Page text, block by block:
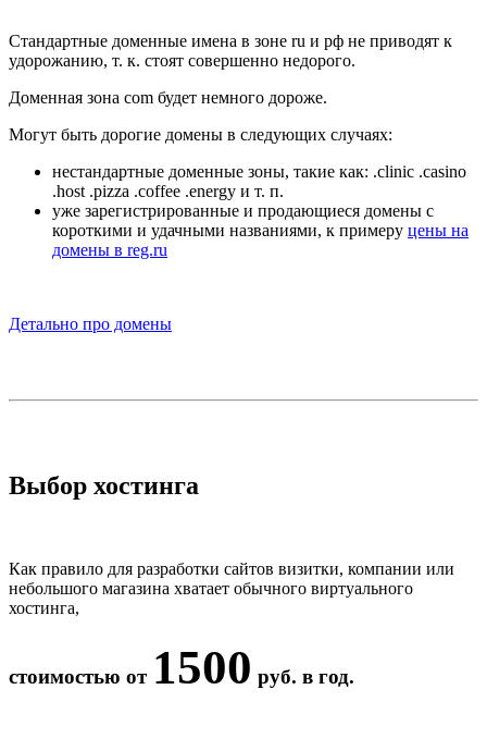
Стандартные доменные имена в зоне ru и рф не приводят к
удорожанию, т. к. стоят совершенно недорого.
Доменная зона com будет немного дороже.
Могут быть дорогие домены в следующих случаях:
нестандартные доменные зоны, такие как: .clinic .casino
.host .pizza .coffee .energy и т. п.
уже зарегистрированные и продающиеся домены с
короткими и удачными названиями, к примеру цены на
домены в reg.ru
Детально про домены
Выбор хостинга
Как правило для разработки сайтов визитки, компании или
небольшого магазина хватает обычного виртуального
хостинга,
стоимостью от 1500 руб. в год.